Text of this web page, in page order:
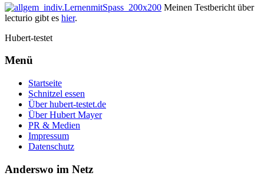
Meinen Testbericht über
lecturio gibt es hier.
Hubert-testet
Menü
Startseite
Schnitzel essen
Über hubert-testet.de
Über Hubert Mayer
PR & Medien
Impressum
Datenschutz
Anderswo im Netz